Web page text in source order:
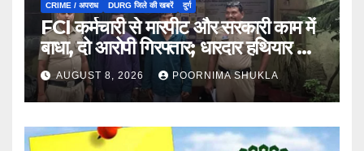
CRIME / अपराध DURG जिले की खबरें दुर्ग
FCI कर्मचारी से मारपीट और सरकारी काम में
बाधा, दो आरोपी गिरफ्तार; धारदार हथियार भी
जब्त…
AUGUST 8, 2026 POORNIMA SHUKLA